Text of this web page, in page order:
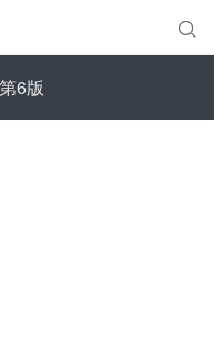

6版